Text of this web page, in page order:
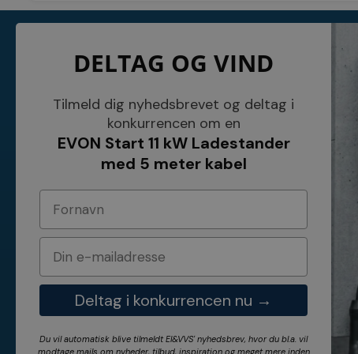
NETSALG EL & VVS APS
Søndergårdsvej 44
Danmark
E-mail: info@elvvs.dk
Åbningstider
Bankoplysninger
Privatlivspolitik
DELTAG OG VIND
Tilmeld dig nyhedsbrevet og deltag i
konkurrencen om en
EVON Start 11 kW Ladestander
med 5 meter kabel
Deltag i konkurrencen nu →
Du vil automatisk blive tilmeldt El&VVS' nyhedsbrev, hvor du bl.a. vil
modtage mails om nyheder, tilbud, inspiration og meget mere inden